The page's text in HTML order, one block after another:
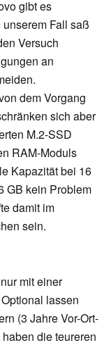
gibt es
Fall saß
Versuch
an
dem Vorgang
sich aber
M.2-SSD
RAM-Moduls
Kapazität bei 16
GB kein Problem
damit im
sein.
mit einer
lassen
(3 Jahre Vor-Ort-
die teureren